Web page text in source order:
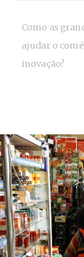
Como as
ajudar o
inovação?